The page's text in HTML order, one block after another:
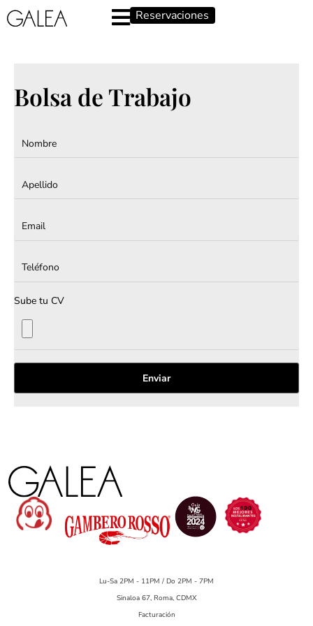
Reservaciones
Bolsa de Trabajo
Sube tu CV
Enviar
Lu-Sa 2PM - 11PM / Do 2PM - 7PM
Sinaloa 67, Roma, CDMX
Facturación